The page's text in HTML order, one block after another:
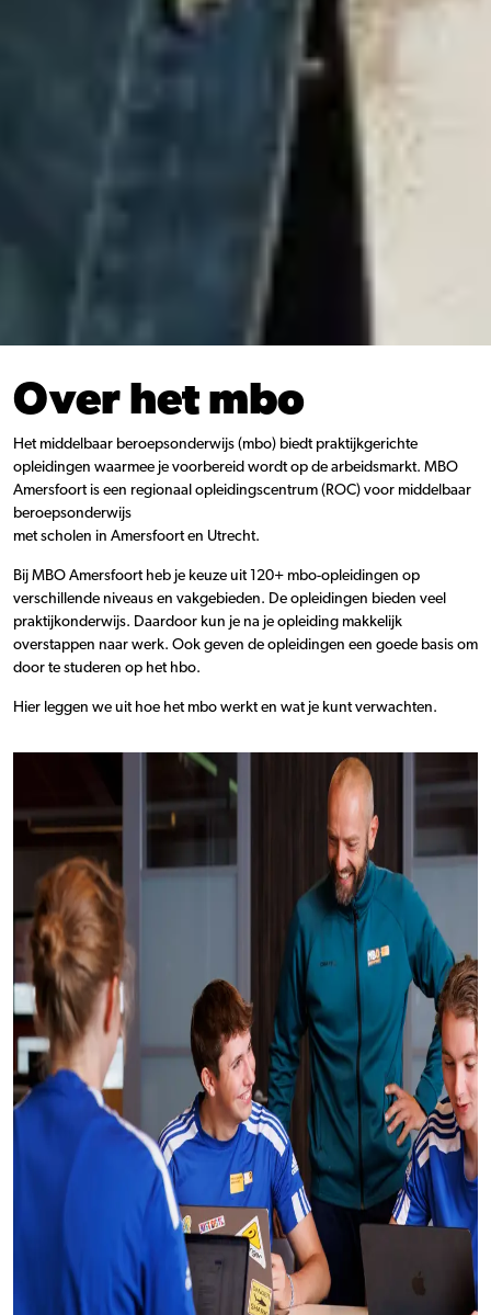
Over het mbo
Het middelbaar beroepsonderwijs (mbo) biedt praktijkgerichte
opleidingen waarmee je voorbereid wordt op de arbeidsmarkt. MBO
Amersfoort is een regionaal opleidingscentrum (ROC) voor middelbaar
beroepsonderwijs
met scholen in Amersfoort en Utrecht.
Bij MBO Amersfoort heb je keuze uit 120+ mbo-opleidingen op
verschillende niveaus en vakgebieden. De opleidingen bieden veel
praktijkonderwijs. Daardoor kun je na je opleiding makkelijk
overstappen naar werk. Ook geven de opleidingen een goede basis om
door te studeren op het hbo.
Hier leggen we uit hoe het mbo werkt en wat je kunt verwachten.